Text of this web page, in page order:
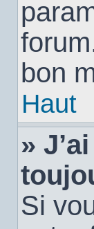
bon
Haut
»
Si